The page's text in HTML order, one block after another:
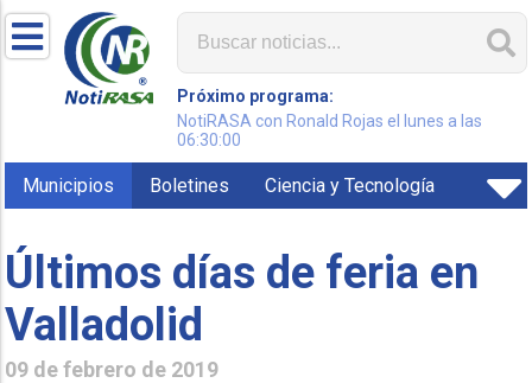
Próximo programa:
NotiRASA con Ronald Rojas el lunes a las
06:30:00
Municipios Boletines Ciencia y Tecnología
Últimos días de feria en
Valladolid
09 de febrero de 2019